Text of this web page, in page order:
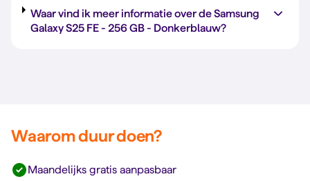
Waar vind ik meer informatie over de Samsung
Galaxy S25 FE - 256 GB- Donkerblauw?
Waarom duur doen?
Maandelijks gratis aanpasbaar